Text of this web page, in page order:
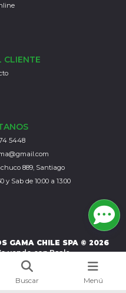
CLIENTE
5448
889, Santiago
y Sab de 10:00 a 13:00
GAMA CHILE SPA © 2026
vendo conBsale
Buscar Menú